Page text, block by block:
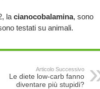
la cianocobalamina, sono
testati su animali.
Articolo Successivo
Le diete low-carb fanno
diventare più stupidi?